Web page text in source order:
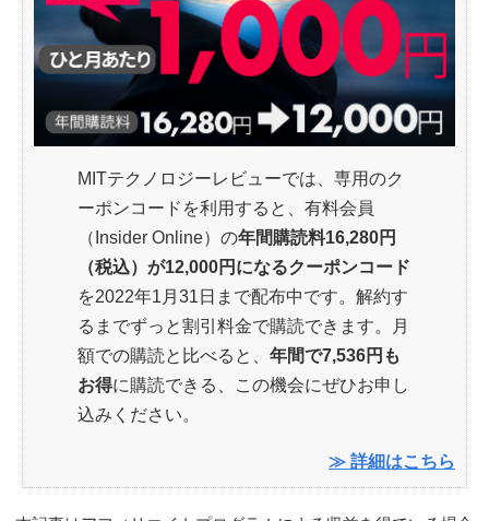
MITテクノロジーレビューでは、専用のク
ーポンコードを利用すると、有料会員
（Insider Online）の年間購読料16,280円
（税込）が12,000円になるクーポンコード
を2022年1月31日まで配布中です。解約す
るまでずっと割引料金で購読できます。月
額での購読と比べると、 年間で7,536円も
お得に購読できる、この機会にぜひお申し
込みください。
≫ 詳細はこちら